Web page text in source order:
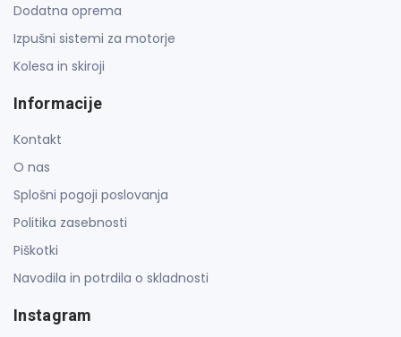
Dodatna oprema
Izpušni sistemi za motorje
Kolesa in skiroji
Informacije
Kontakt
O nas
Splošni pogoji poslovanja
Politika zasebnosti
Piškotki
Navodila in potrdila o skladnosti
Instagram